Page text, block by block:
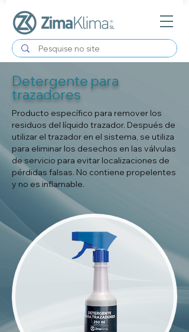
Detergente para
trazadores
Producto específico para remover los
residuos del líquido trazador. Después de
utilizar el trazador en el sistema, se utiliza
para eliminar los desechos en las válvulas
de servicio para evitar localizaciones de
pérdidas falsas. No contiene propelentes
y no es inflamable.